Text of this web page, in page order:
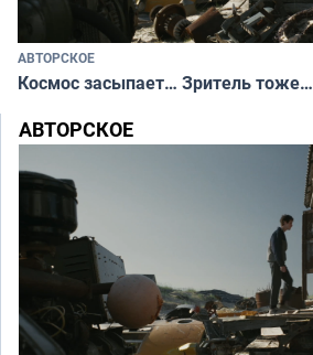
АВТОРСКОЕ
Космос засыпает… Зритель тоже…
АВТОРСКОЕ